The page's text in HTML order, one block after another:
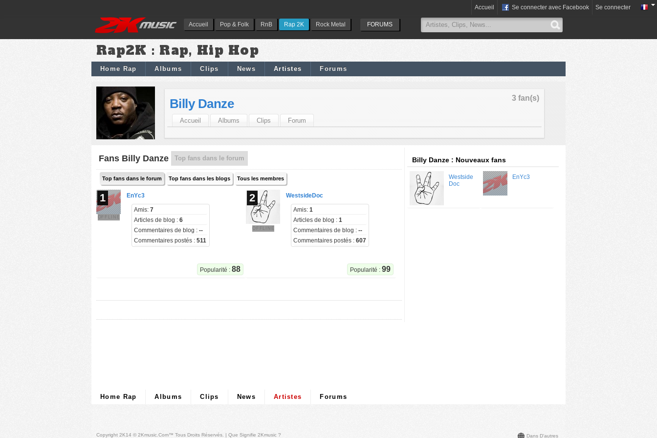
Accueil Pop & Folk RnB Rap 2K Rock Metal FORUMS
Accueil Se connecter avec Facebook Se connecter
Rap2K : Rap, Hip Hop
Home Rap Albums Clips News Artistes Forums
3 fan(s)
Billy Danze
Accueil Albums Clips Forum
Fans Billy Danze Top fans dans le forum
Top fans dans le forum Top fans dans les blogs Tous les membres
1
OFFLINE
EnYc3
Amis: 7
Articles de blog : 6
Commentaires de blog : --
Commentaires postés : 511
Popularité :88
2
OFFLINE
WestsideDoc
Amis:1
Articles de blog :1
Commentaires de blog :--
Commentaires postés :607
Popularité : 99
Billy Danze : Nouveaux fans
Westside
Doc
EnYc3
Home Rap Albums Clips News Artistes Forums
Dans D'autres
Copyright 2K14 © 2Kmusic.com™ Tous Droits Réservés . | Que Signifie 2Kmusic ?